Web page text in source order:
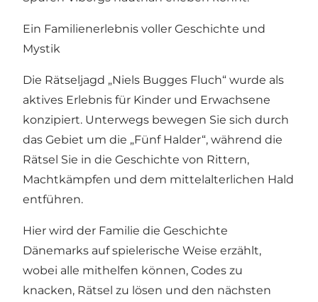
Ein Familienerlebnis voller Geschichte und
Mystik
Die Rätseljagd „Niels Bugges Fluch“ wurde als
aktives Erlebnis für Kinder und Erwachsene
konzipiert. Unterwegs bewegen Sie sich durch
das Gebiet um die „Fünf Halder“, während die
Rätsel Sie in die Geschichte von Rittern,
Machtkämpfen und dem mittelalterlichen Hald
entführen.
Hier wird der Familie die Geschichte
Dänemarks auf spielerische Weise erzählt,
wobei alle mithelfen können, Codes zu
knacken, Rätsel zu lösen und den nächsten